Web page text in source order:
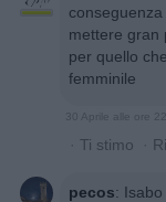
mettere gran
per quello
femminile
30 Aprile alle ore
· Ti stimo ·
pecos: